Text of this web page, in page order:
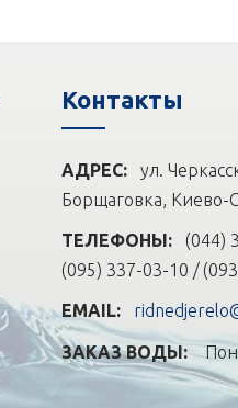
Контакты
АДРЕС: ул.
Борщаговка,
ТЕЛЕФОНЫ: (044)
(095) 337-03-10 /
EMAIL:
ЗАКАЗ ВОДЫ: